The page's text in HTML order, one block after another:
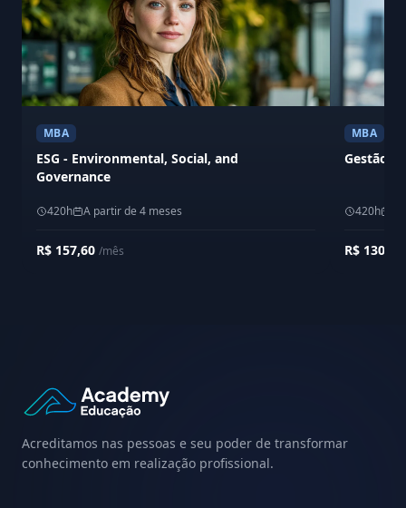
MBA
ESG - Environmental, Social, and
Governance
420h A partir de 4 meses
R$ 157,60 /mês
MBA
Gestão
420h
R$ 130,00
Acreditamos nas pessoas e seu poder de transformar
conhecimento em realização profissional.